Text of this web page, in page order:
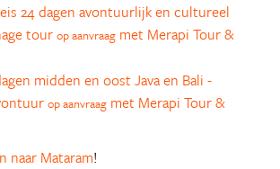
24 dagen avontuurlijk en cultureel
tour op aanvraag met Merapi Tour &
midden en oost Java en Bali -
op aanvraag met Merapi Tour &
naar Mataram!